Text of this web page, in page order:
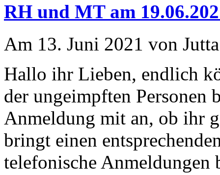
RH und MT am
Am 13. Juni 2021 von
Hallo ihr Lieben, endlich
der ungeimpften Personen
Anmeldung mit an, ob ihr
bringt einen
telefonische Anmeldungen